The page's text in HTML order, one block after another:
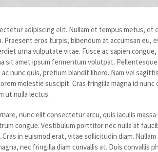
adipiscing elit. Nullam et tempus metus, et
Praesent eros turpis, bibendum at accumsan eu,
urna vulputate vitae. Fusce ac sapien congue,
sit amet ipsum fermentum volutpat.
nunc quis, pretium blandit libero. Nam vel
molestie suscipit. Cras fringilla magna id nunc
ut nulla lectus.
nunc elit consectetur arcu, quis iaculis massa
congue. Vestibulum porttitor nec nulla at
in euismod erat, vitae sollicitudin diam. Nullam
nec fringilla diam convallis at. Duis convallis